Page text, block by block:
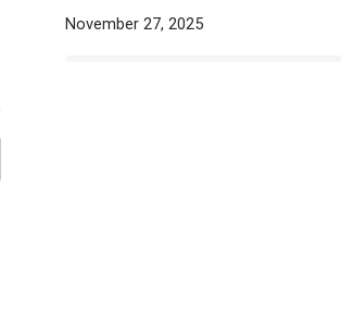
November 27, 2025